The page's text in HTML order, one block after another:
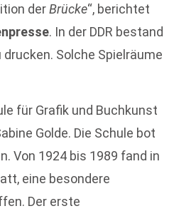
derBrücke“, berichtet
. In der DDR bestand
Solche Spielräume
für Grafik und Buchkunst
Golde. Die Schule bot
Von 1924 bis 1989 fand in
eine besondere
Der erste